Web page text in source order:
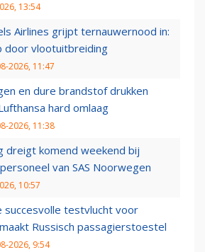
13:54
Airlines grijpt ternauwernood in:
door vlootuitbreiding
2026, 11:47
en dure brandstof drukken
hard omlaag
2026, 11:38
dreigt komend weekend bij
van SAS Noorwegen
10:57
succesvolle testvlucht voor
Russisch passagierstoestel
2026, 9:54